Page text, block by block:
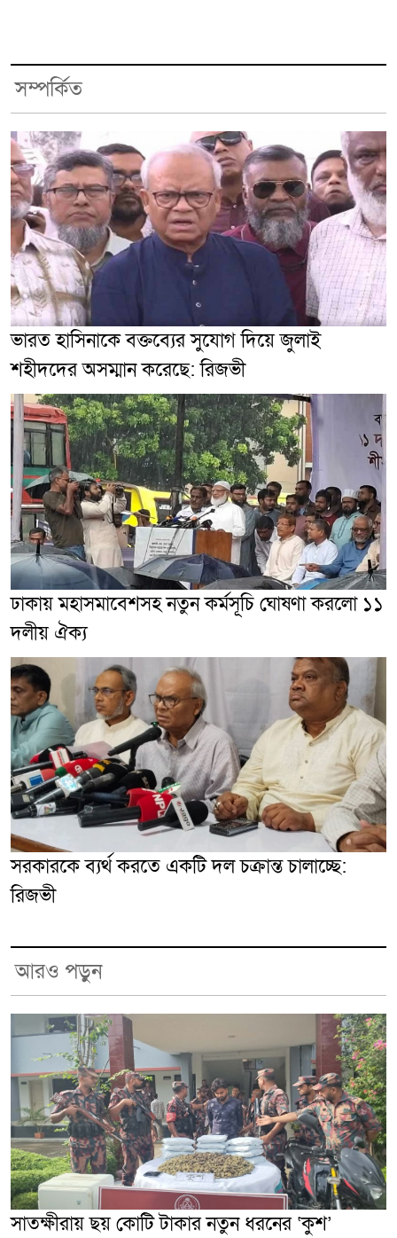
সম্পর্কিত
ভারত হাসিনাকে বক্তব্যের সুযোগ দিয়ে জুলাই
শহীদদের অসম্মান করেছে: রিজভী
ঢাকায় মহাসমাবেশসহ নতুন কর্মসূচি ঘোষণা করলো ১১
দলীয় ঐক্য
সরকারকে ব্যর্থ করতে একটি দল চক্রান্ত চালাচ্ছে:
রিজভী
আরও পড়ুন
সাতক্ষীরায় ছয় কোটি টাকার নতুন ধরনের ‘কুশ’